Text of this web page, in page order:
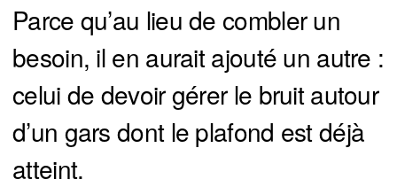
Parce qu’au lieu de combler un
besoin, il en aurait ajouté un autre :
celui de devoir gérer le bruit autour
d’un gars dont le plafond est déjà
atteint.